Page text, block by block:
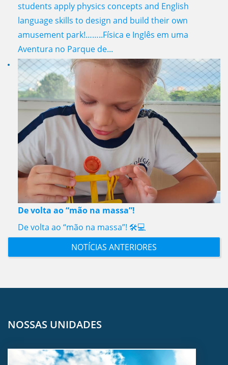
students apply physics concepts and English
language skills to design and build their own
amusement park!……..Física e Inglês em uma
Aventura no Parque de...
De volta ao “mão na massa”!
De volta ao “mão na massa”! 🛠️💻
NOTÍCIAS ANTERIORES
NOSSAS UNIDADES